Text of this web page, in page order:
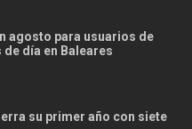
agosto para usuarios de
día en Baleares
su primer año con siete